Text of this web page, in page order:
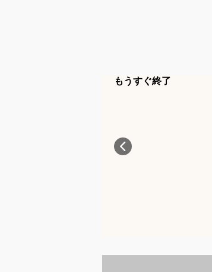
もうすぐ終了